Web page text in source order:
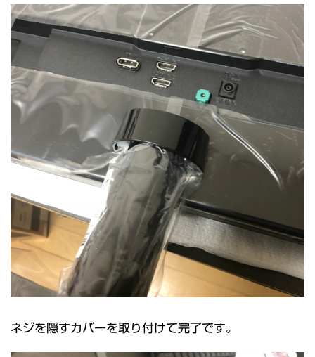
ネジを隠すカバーを取り付けて完了です。